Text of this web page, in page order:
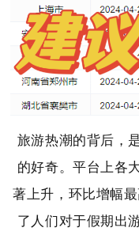
旅游热潮的背后，
的好奇。平台上各
著上升，环比增幅
了人们对于假期出